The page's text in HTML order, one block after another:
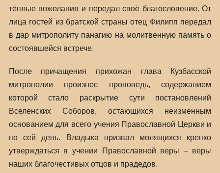
тёплые пожелания и передал своё благословение. От
лица гостей из братской страны отец Филипп передал
в дар митрополиту панагию на молитвенную память о
состоявшейся встрече.
После причащения прихожан глава Кузбасской
митрополии произнес проповедь, содержанием
которой стало раскрытие сути постановлений
Вселенских Соборов, остающихся неизменным
основанием для всего учения Православной Церкви и
по сей день. Владыка призвал молящихся крепко
утверждаться в учении Православной веры – веры
наших благочестивых отцов и прадедов.